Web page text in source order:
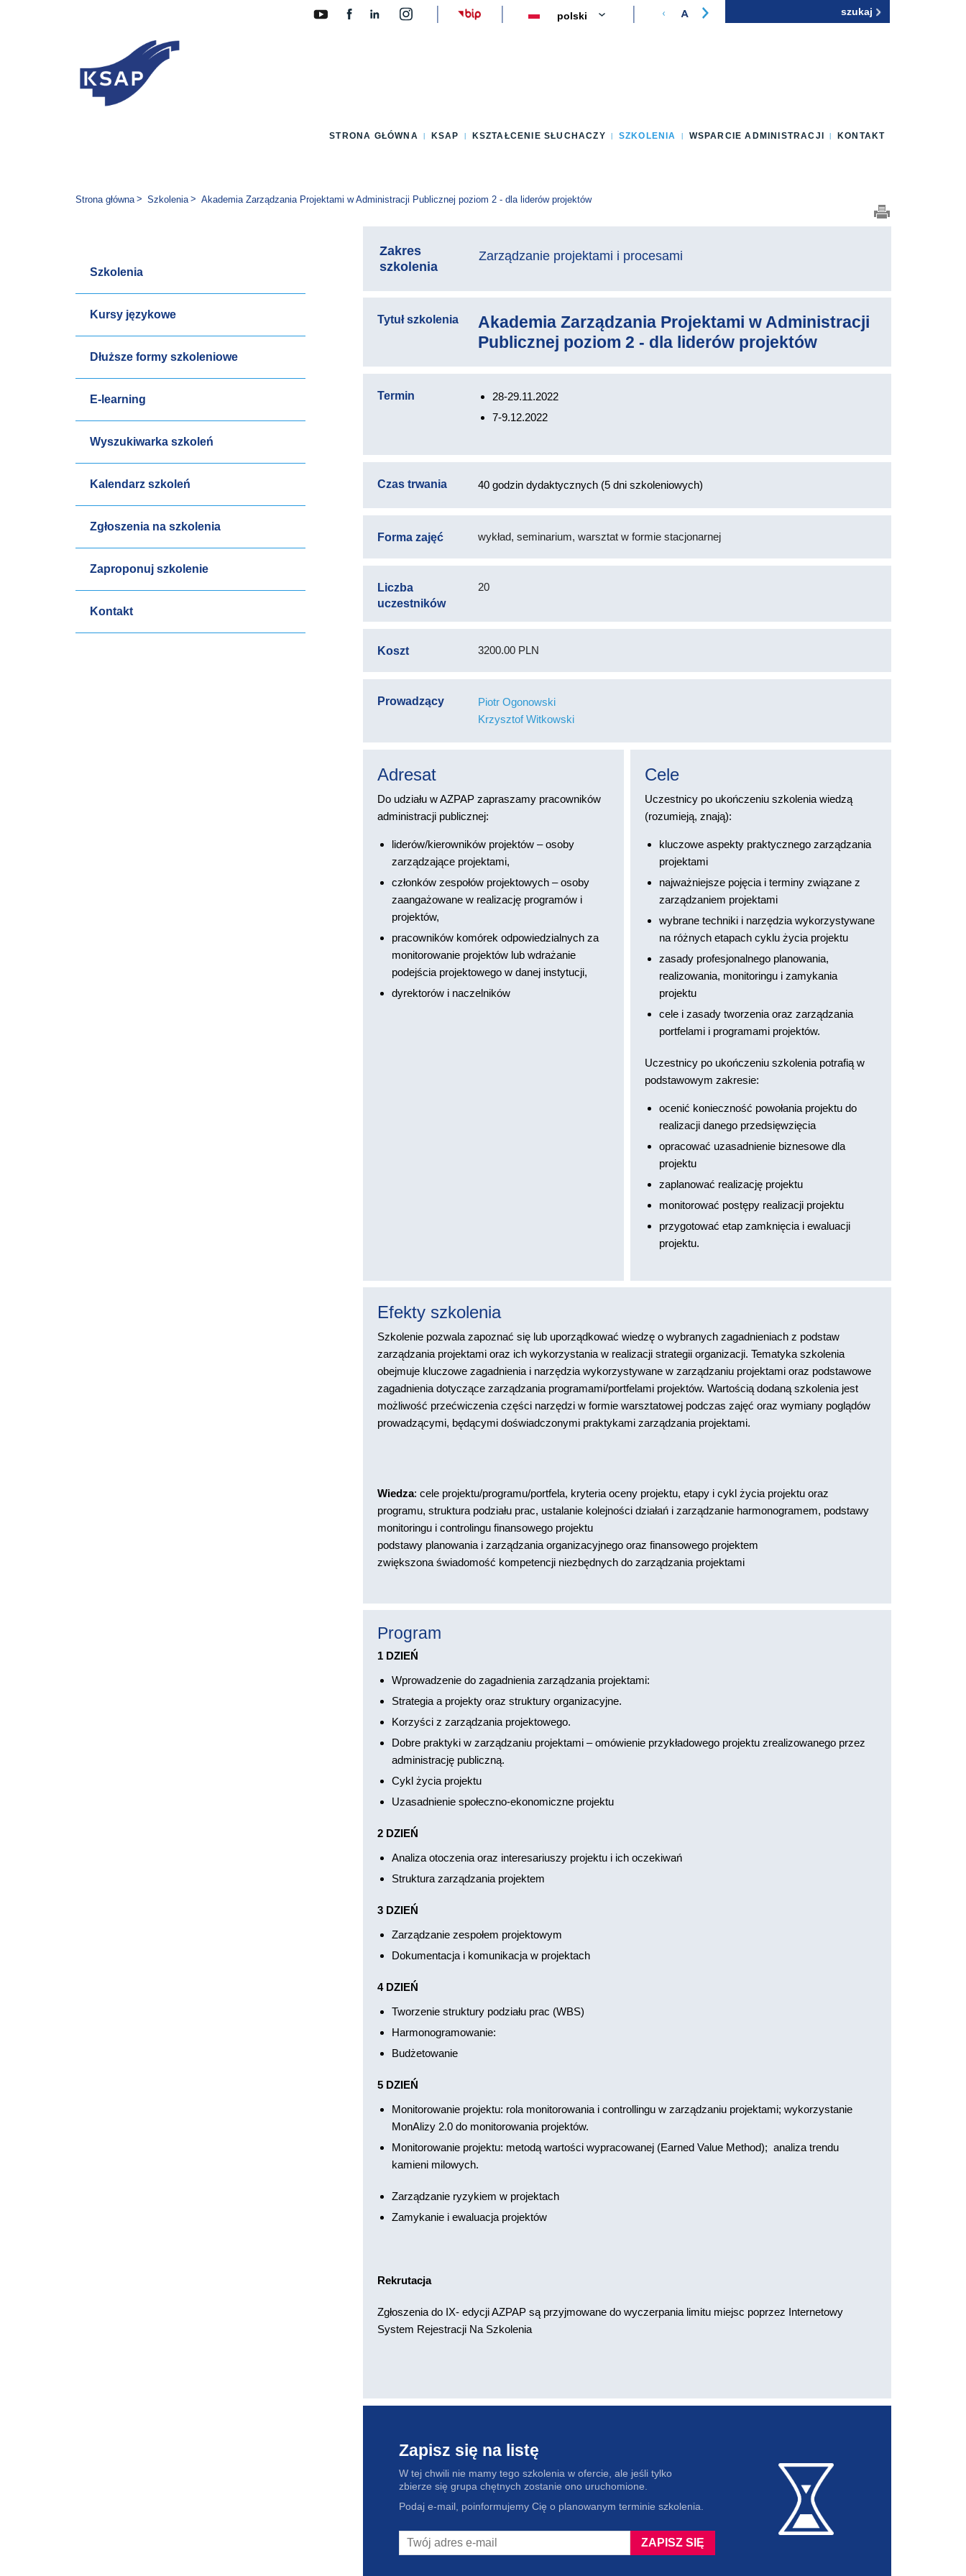
Zmień wersję językową strony
STRONA GŁÓWNA KSAP KSZTAŁCENIE SŁUCHACZY SZKOLENIA WSPARCIE ADMINISTRACJI KONTAKT
Jesteś tutaj:
Strona główna Szkolenia Akademia Zarządzania Projektami w Administracji Publicznej poziom 2 - dla liderów projektów
Szkolenia
Kursy językowe
Dłuższe formy szkoleniowe
E-learning
Wyszukiwarka szkoleń
Kalendarz szkoleń
Zgłoszenia na szkolenia
Zaproponuj szkolenie
Kontakt
Zakres
szkolenia
Zarządzanie projektami i procesami
Tytuł szkolenia
Akademia Zarządzania Projektami w Administracji
Publicznej poziom 2 - dla liderów projektów
Termin
28-29.11.2022
7-9.12.2022
Czas trwania 40 godzin dydaktycznych (5 dni szkoleniowych)
Forma zajęć wykład, seminarium, warsztat w formie stacjonarnej
Liczba
uczestników
20
Koszt 3200.00 PLN
Prowadzący
Piotr Ogonowski
Krzysztof Witkowski
Adresat
Do udziału w AZPAP zapraszamy pracowników
administracji publicznej:
liderów/kierowników projektów – osoby
zarządzające projektami,
członków zespołów projektowych – osoby
zaangażowane w realizację programów i
projektów,
pracowników komórek odpowiedzialnych za
monitorowanie projektów lub wdrażanie
podejścia projektowego w danej instytucji,
dyrektorów i naczelników
Cele
Uczestnicy po ukończeniu szkolenia wiedzą
(rozumieją, znają):
kluczowe aspekty praktycznego zarządzania
projektami
najważniejsze pojęcia i terminy związane z
zarządzaniem projektami
wybrane techniki i narzędzia wykorzystywane
na różnych etapach cyklu życia projektu
zasady profesjonalnego planowania,
realizowania, monitoringu i zamykania
projektu
cele i zasady tworzenia oraz zarządzania
portfelami i programami projektów.
Uczestnicy po ukończeniu szkolenia potrafią w
podstawowym zakresie:
ocenić konieczność powołania projektu do
realizacji danego przedsięwzięcia
opracować uzasadnienie biznesowe dla
projektu
zaplanować realizację projektu
monitorować postępy realizacji projektu
przygotować etap zamknięcia i ewaluacji
projektu.
Efekty szkolenia
Szkolenie pozwala zapoznać się lub uporządkować wiedzę o wybranych zagadnieniach z podstaw
zarządzania projektami oraz ich wykorzystania w realizacji strategii organizacji. Tematyka szkolenia
obejmuje kluczowe zagadnienia i narzędzia wykorzystywane w zarządzaniu projektami oraz podstawowe
zagadnienia dotyczące zarządzania programami/portfelami projektów. Wartością dodaną szkolenia jest
możliwość przećwiczenia części narzędzi w formie warsztatowej podczas zajęć oraz wymiany poglądów
prowadzącymi, będącymi doświadczonymi praktykami zarządzania projektami.
Wiedza: cele projektu/programu/portfela, kryteria oceny projektu, etapy i cykl życia projektu oraz
programu, struktura podziału prac, ustalanie kolejności działań i zarządzanie harmonogramem, podstawy
monitoringu i controlingu finansowego projektu
podstawy planowania i zarządzania organizacyjnego oraz finansowego projektem
zwiększona świadomość kompetencji niezbędnych do zarządzania projektami
Program
1 DZIEŃ
Wprowadzenie do zagadnienia zarządzania projektami:
Strategia a projekty oraz struktury organizacyjne.
Korzyści z zarządzania projektowego.
Dobre praktyki w zarządzaniu projektami – omówienie przykładowego projektu zrealizowanego przez
administrację publiczną.
Cykl życia projektu
Uzasadnienie społeczno-ekonomiczne projektu
2 DZIEŃ
Analiza otoczenia oraz interesariuszy projektu i ich oczekiwań
Struktura zarządzania projektem
3 DZIEŃ
Zarządzanie zespołem projektowym
Dokumentacja i komunikacja w projektach
4 DZIEŃ
Tworzenie struktury podziału prac (WBS)
Harmonogramowanie:
Budżetowanie
5 DZIEŃ
Monitorowanie projektu: rola monitorowania i controllingu w zarządzaniu projektami; wykorzystanie
MonAlizy 2.0 do monitorowania projektów.
Monitorowanie projektu: metodą wartości wypracowanej (Earned Value Method); analiza trendu
kamieni milowych.
Zarządzanie ryzykiem w projektach
Zamykanie i ewaluacja projektów
Rekrutacja
Zgłoszenia do IX- edycji AZPAP są przyjmowane do wyczerpania limitu miejsc poprzez Internetowy
System Rejestracji Na Szkolenia
Zapisz się na listę
W tej chwili nie mamy tego szkolenia w ofercie, ale jeśli tylko
zbierze się grupa chętnych zostanie ono uruchomione.
Podaj e-mail, poinformujemy Cię o planowanym terminie szkolenia.